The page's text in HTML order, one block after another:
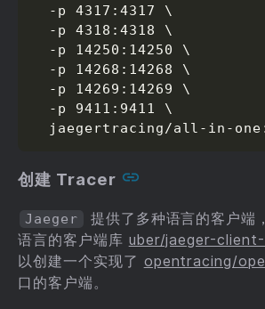
  -p 4317:4317 \
  -p 4318:4318 \
  -p 14250:14250 \
  -p 14268:14268 \
  -p 14269:14269 \
  -p 9411:9411 \
jaegertracing/all-in-
创建 Tracer
Jaeger
提供了多种语言的客户端
语言的客户端库 uber/jaeger-
以创建一个实现了 opentracing/
口的客户端。